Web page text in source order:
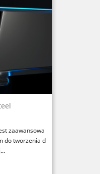
zaawansowa
do tworzenia d